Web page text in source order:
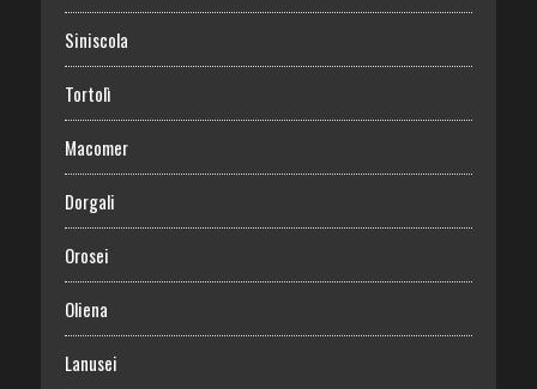
Siniscola
Tortolì
Macomer
Dorgali
Orosei
Oliena
Lanusei